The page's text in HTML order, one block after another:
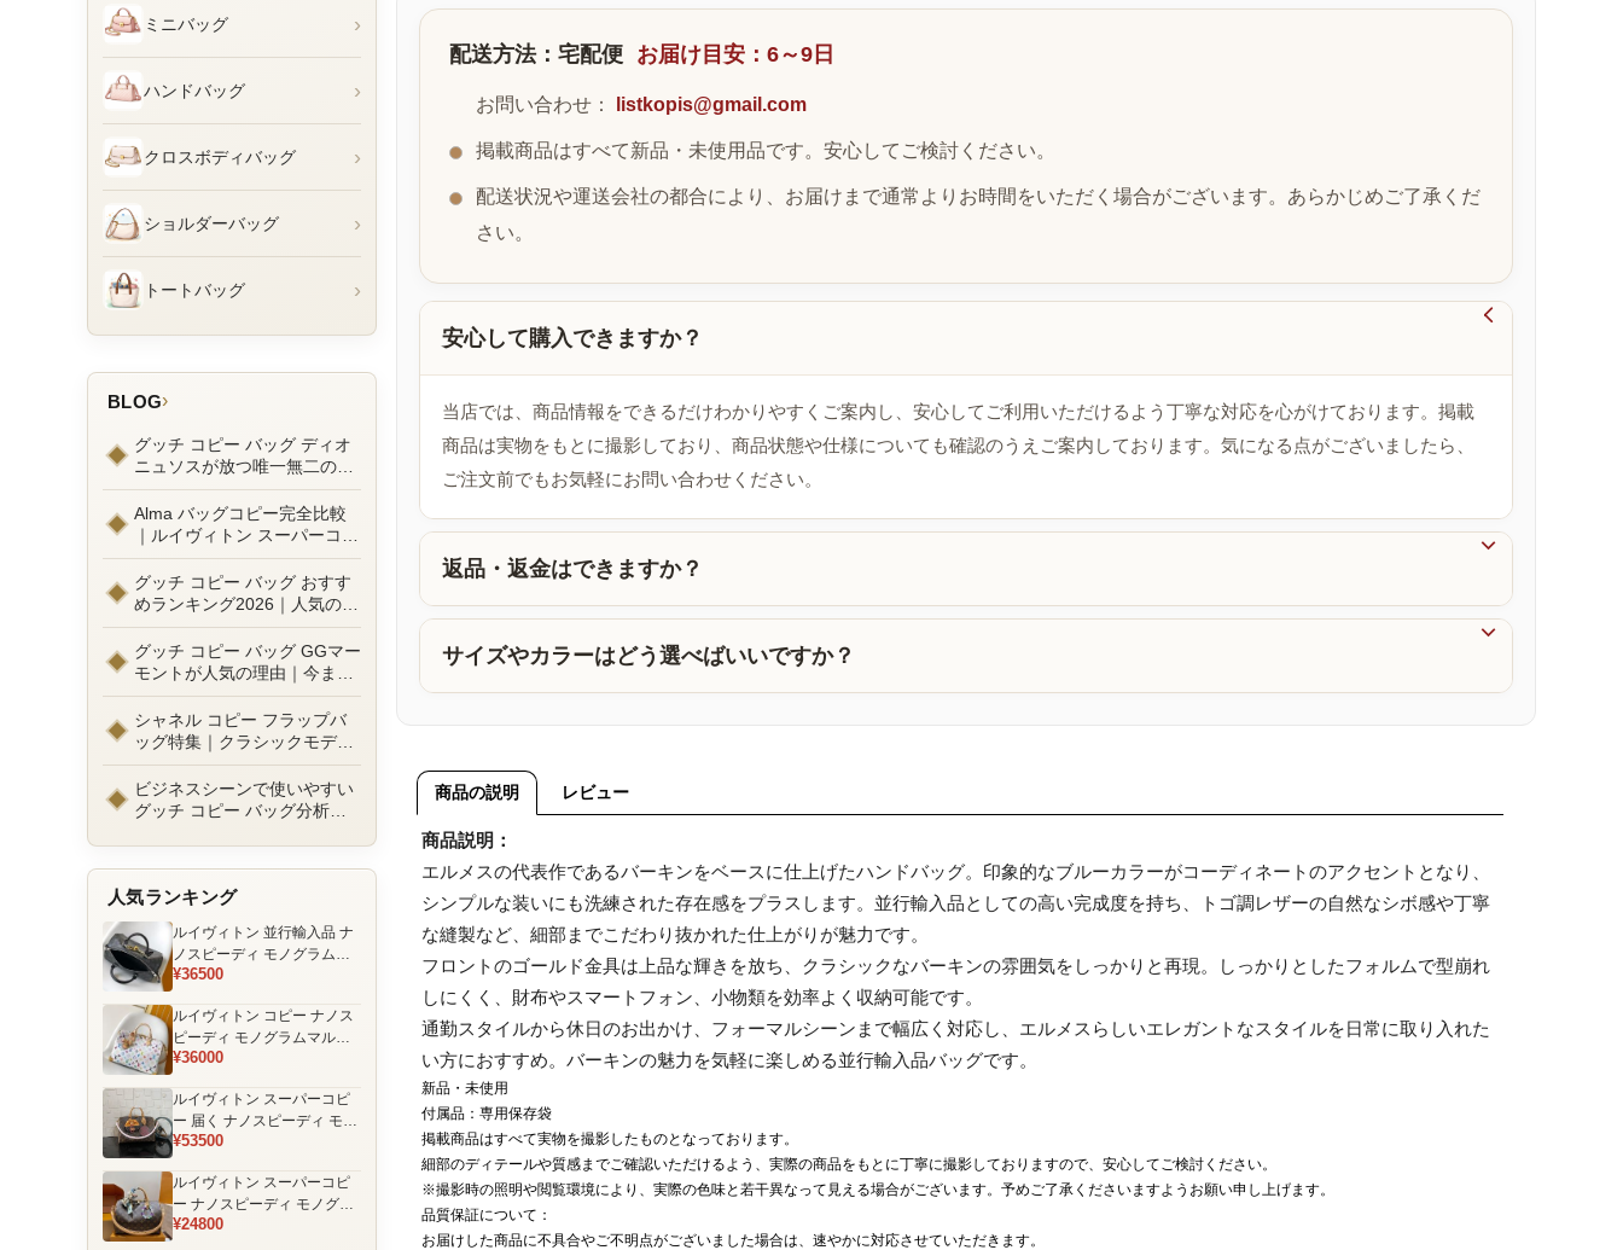
ミニバッグ ›
ハンドバッグ ›
クロスボディバッグ ›
ショルダーバッグ ›
トートバッグ ›
BLOG›
グッチ コピー バッグ ディオ
ニュソスが放つ唯一無二の魅
力とは？新作ラインナップ徹
底ガイドとリアルコーデ例
Alma バッグコピー完全比較
｜ルイヴィトン スーパーコピ
ーで叶えるエレガントな日常
グッチ コピー バッグ おすす
めランキング2026｜人気の
GGマーモントから定番モデ
ルまで徹底比較！コピーバッ
グ通販の選び方
グッチ コピー バッグ GGマー
モントが人気の理由｜今また
選ばれる定番ラグジュアリー
バッグとは
シャネル コピー フラップバ
ッグ特集｜クラシックモデル
の魅力と永遠に愛される理由
ビジネスシーンで使いやすい
グッチ コピー バッグ分析｜
人気ランキング
ルイヴィトン 並行輸入品 ナ
ノスピーディ モノグラムエ
クリプス ブラック チェーン
¥36500
ルイヴィトン コピー ナノス
ピーディ モノグラムマルチ
カラー ホワイト ゴールド金
バッグ
¥36000
ルイヴィトン スーパーコピ
ー 届く ナノスピーディ モノ
グラム ポーチ付き ミニボス
品
¥53500
ルイヴィトン スーパーコピ
ー ナノスピーディ モノグラ
ム 編み込みストラップ ミニ
¥24800
配送方法：宅配便 お届け目安：6～9日
お問い合わせ： listkopis@gmail.com
掲載商品はすべて新品・未使用品です。安心してご検討ください。
配送状況や運送会社の都合により、お届けまで通常よりお時間をいただく場合がございます。あらかじめご了承くだ
さい。
安心して購入できますか？

当店では、商品情報をできるだけわかりやすくご案内し、安心してご利用いただけるよう丁寧な対応を心がけております。掲載
商品は実物をもとに撮影しており、商品状態や仕様についても確認のうえご案内しております。気になる点がございましたら、
ご注文前でもお気軽にお問い合わせください。
返品・返金はできますか？

サイズやカラーはどう選べばいいですか？

商品の説明 レビュー
商品説明：
エルメスの代表作であるバーキンをベースに仕上げたハンドバッグ。印象的なブルーカラーがコーディネートのアクセントとなり、
シンプルな装いにも洗練された存在感をプラスします。並行輸入品としての高い完成度を持ち、トゴ調レザーの自然なシボ感や丁寧
な縫製など、細部までこだわり抜かれた仕上がりが魅力です。
フロントのゴールド金具は上品な輝きを放ち、クラシックなバーキンの雰囲気をしっかりと再現。しっかりとしたフォルムで型崩れ
しにくく、財布やスマートフォン、小物類を効率よく収納可能です。
通勤スタイルから休日のお出かけ、フォーマルシーンまで幅広く対応し、エルメスらしいエレガントなスタイルを日常に取り入れた
い方におすすめ。バーキンの魅力を気軽に楽しめる並行輸入品バッグです。
新品・未使用
付属品：専用保存袋
掲載商品はすべて実物を撮影したものとなっております。
細部のディテールや質感までご確認いただけるよう、実際の商品をもとに丁寧に撮影しておりますので、安心してご検討ください。
※撮影時の照明や閲覧環境により、実際の色味と若干異なって見える場合がございます。予めご了承くださいますようお願い申し上げます。
品質保証について：
お届けした商品に不具合やご不明点がございました場合は、速やかに対応させていただきます。